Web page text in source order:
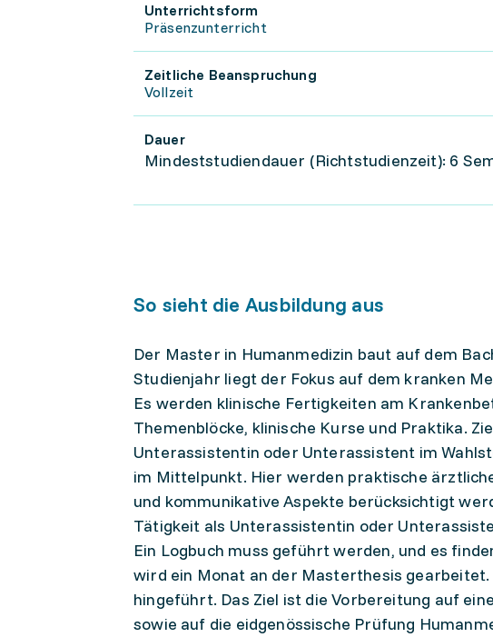
Unterrichtsform
Präsenzunterricht
Zeitliche Beanspruchung
Vollzeit
Dauer
Mindeststudiendauer (Richtstudienzeit): 6
So sieht die Ausbildung aus
Der Master in Humanmedizin baut auf dem
Studienjahr liegt der Fokus auf dem kranken
Es werden klinische Fertigkeiten am
Themenblöcke, klinische Kurse und Praktika.
Unterassistentin oder Unterassistent im
im Mittelpunkt. Hier werden praktische
und kommunikative Aspekte berücksichtigt
Tätigkeit als Unterassistentin oder
Ein Logbuch muss geführt werden, und es
wird ein Monat an der Masterthesis
hingeführt. Das Ziel ist die Vorbereitung auf
sowie auf die eidgenössische Prüfung